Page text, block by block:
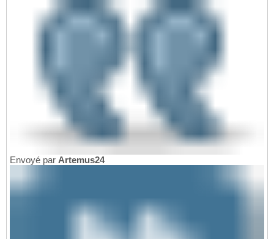
Envoyé par Artemus24